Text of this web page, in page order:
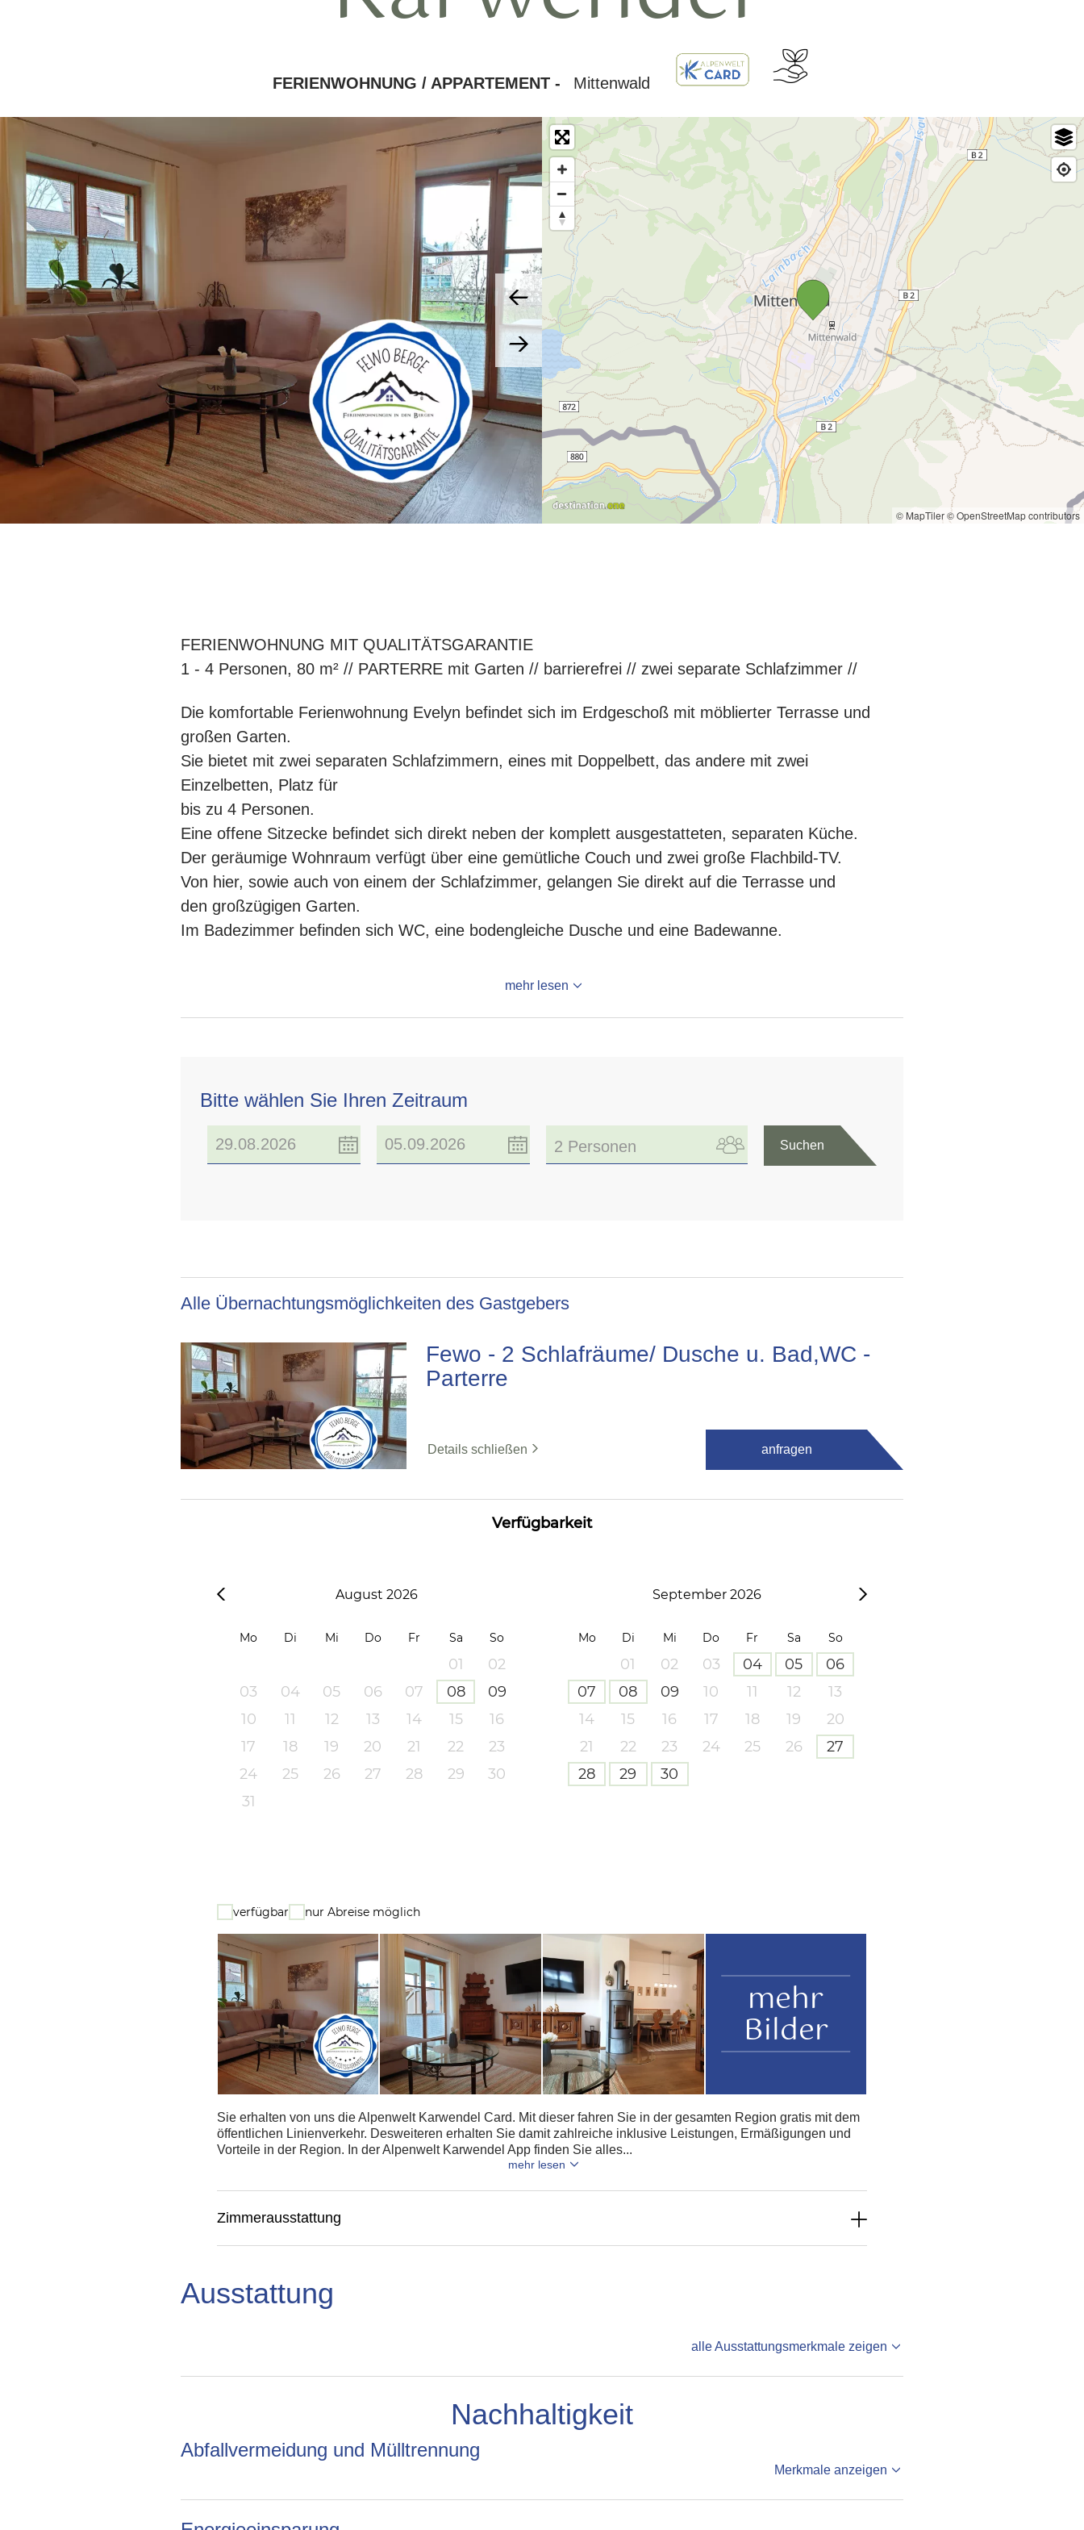
FERIENWOHNUNG / APPARTEMENT - Mittenwald
© MapTiler© OpenStreetMap contributors
FERIENWOHNUNG MIT QUALITÄTSGARANTIE
1 - 4 Personen, 80 m² // PARTERRE mit Garten // barrierefrei // zwei separate Schlafzimmer //
Die komfortable Ferienwohnung Evelyn befindet sich im Erdgeschoß mit möblierter Terrasse und
großen Garten.
Sie bietet mit zwei separaten Schlafzimmern, eines mit Doppelbett, das andere mit zwei
Einzelbetten, Platz für
bis zu 4 Personen.
Eine offene Sitzecke befindet sich direkt neben der komplett ausgestatteten, separaten Küche.
Der geräumige Wohnraum verfügt über eine gemütliche Couch und zwei große Flachbild-TV.
Von hier, sowie auch von einem der Schlafzimmer, gelangen Sie direkt auf die Terrasse und
den großzügigen Garten.
Im Badezimmer befinden sich WC, eine bodengleiche Dusche und eine Badewanne.
mehr lesen
Bitte wählen Sie Ihren Zeitraum
2 Personen Suchen
Alle Übernachtungsmöglichkeiten des Gastgebers
Fewo - 2 Schlafräume/ Dusche u. Bad,WC -
Parterre
Details schließen anfragen
Verfügbarkeit
August 2026 September 2026
Mo Di Mi Do Fr Sa So
01
02
03
04 05 06 07 08
09
10
11 12 13 14 15
16
17
18 19 20 21 22
23
24
25 26 27 28 29
30
31
Mo Di Mi Do Fr Sa So
01 02 03 04 05
06
07
08 09 10 11 12
13
14
15 16 17 18 19
20
21
22 23 24 25 26
27
28
29 30
verfügbar nur Abreise möglich
mehr
Bilder
Sie erhalten von uns die Alpenwelt Karwendel Card. Mit dieser fahren Sie in der gesamten Region gratis mit dem
öffentlichen Linienverkehr. Desweiteren erhalten Sie damit zahlreiche inklusive Leistungen, Ermäßigungen und
Vorteile in der Region. In der Alpenwelt Karwendel App finden Sie alles...
mehr lesen
Zimmerausstattung
Ausstattung
alle Ausstattungsmerkmale zeigen
Nachhaltigkeit
Abfallvermeidung und Mülltrennung
Merkmale anzeigen